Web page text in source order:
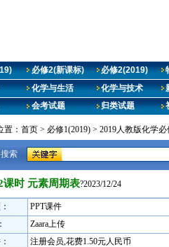
必修2(新课标) 必修2(2019)
化学与生活 化学与技术
会考试题 归类试题
置： 首页 > 必修1(2019) > 2019人教版化学必
索
课时 元素周期表?2023/12/24
PPT课件
Zaara上传
注册会员,花费1.50元人民币